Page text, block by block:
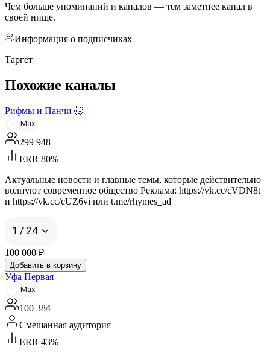
Чем больше упоминаний и каналов — тем заметнее канал в
своей нише.
Информация о подписчиках
Таргет
Похожие каналы
Рифмы и Панчи 🤯
Max
299 948
ERR 80%
Актуальные новости и главные темы, которые действительно
волнуют современное общество Реклама: https://vk.cc/cVDN8t
и https://vk.cc/cUZ6vi или t.me/rhymes_ad
1 / 24
100 000 ₽
Добавить в корзину
Уфа Первая
Max
100 384
Смешанная аудитория
ERR 43%